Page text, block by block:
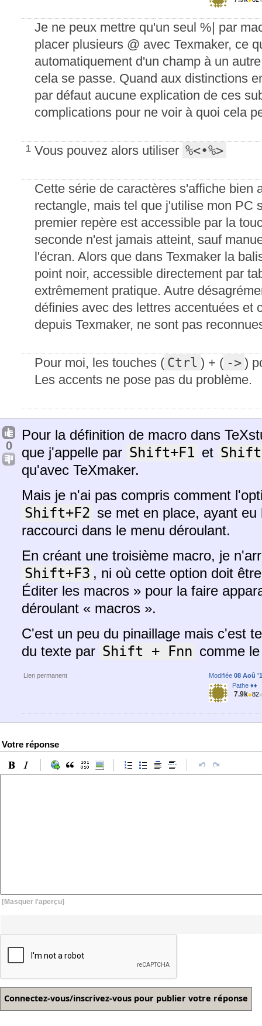
Je ne peux mettre qu'un seul %| par
placer plusieurs @ avec Texmaker, ce
automatiquement d'un champ à un
cela se passe. Quand aux distinctions
par défaut aucune explication de ces
complications pour ne voir à quoi cela
1 Vous pouvez alors utiliser %<•%>
Cette série de caractères s'affiche bien
rectangle, mais tel que j'utilise mon PC
premier repère est accessible par la
seconde n'est jamais atteint, sauf
l'écran. Alors que dans Texmaker la
point noir, accessible directement par
extrêmement pratique. Autre
définies avec des lettres accentuées et
depuis Texmaker, ne sont pas
Pour moi, les touches ( Ctrl ) + ( -> )
Les accents ne pose pas du problème.
0
Pour la définition de macro dans
que j'appelle par Shift+F1 et
qu'avec TeXmaker.
Mais je n'ai pas compris comment
Shift+F2 se met en place, ayant
raccourci dans le menu déroulant.
En créant une troisième macro, je
Shift+F3 , ni où cette option doit
Éditer les macros » pour la faire
déroulant « macros ».
C'est un peu du pinaillage mais c'est
du texte par Shift + Fnn comme
Lien permanent Modifiée 08 Aoû
Pathe ♦♦
7.9k●82
Votre réponse
[Masquer l'aperçu]